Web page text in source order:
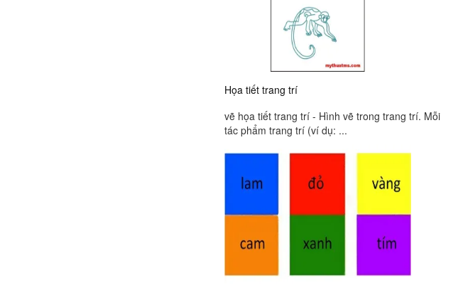
Họa tiết trang trí
vẽ họa tiết trang trí - Hình vẽ trong trang trí. Mỗi
tác phẩm trang trí (ví dụ: ...